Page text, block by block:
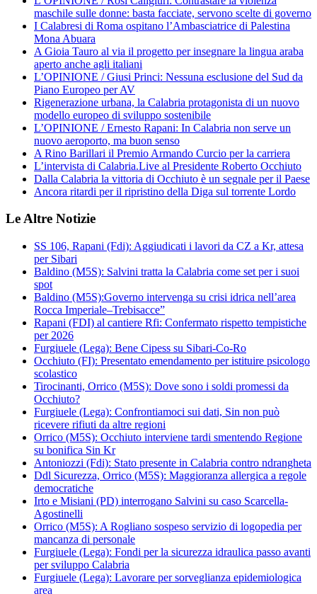
maschile sulle donne: basta facciate, servono scelte di governo
I Calabresi di Roma ospitano l’Ambasciatrice di Palestina
Mona Abuara
A Gioia Tauro al via il progetto per insegnare la lingua araba
aperto anche agli italiani
L’OPINIONE / Giusi Princi: Nessuna esclusione del Sud da
Piano Europeo per AV
Rigenerazione urbana, la Calabria protagonista di un nuovo
modello europeo di sviluppo sostenibile
L’OPINIONE / Ernesto Rapani: In Calabria non serve un
nuovo aeroporto, ma buon senso
A Rino Barillari il Premio Armando Curcio per la carriera
L’intervista di Calabria.Live al Presidente Roberto Occhiuto
Dalla Calabria la vittoria di Occhiuto è un segnale per il Paese
Ancora ritardi per il ripristino della Diga sul torrente Lordo
Le Altre Notizie
SS 106, Rapani (Fdi): Aggiudicati i lavori da CZ a Kr, attesa
per Sibari
Baldino (M5S): Salvini tratta la Calabria come set per i suoi
spot
Baldino (M5S):Governo intervenga su crisi idrica nell’area
Rocca Imperiale–Trebisacce”
Rapani (FDI) al cantiere Rfi: Confermato rispetto tempistiche
per 2026
Furgiuele (Lega): Bene Cipess su Sibari-Co-Ro
Occhiuto (FI): Presentato emendamento per istituire psicologo
scolastico
Tirocinanti, Orrico (M5S): Dove sono i soldi promessi da
Occhiuto?
Furgiuele (Lega): Confrontiamoci sui dati, Sin non può
ricevere rifiuti da altre regioni
Orrico (M5S): Occhiuto interviene tardi smentendo Regione
su bonifica Sin Kr
Antoniozzi (Fdi): Stato presente in Calabria contro ndrangheta
Ddl Sicurezza, Orrico (M5S): Maggioranza allergica a regole
democratiche
Irto e Misiani (PD) interrogano Salvini su caso Scarcella-
Agostinelli
Orrico (M5S): A Rogliano sospeso servizio di logopedia per
mancanza di personale
Furgiuele (Lega): Fondi per la sicurezza idraulica passo avanti
per sviluppo Calabria
Furgiuele (Lega): Lavorare per sorveglianza epidemiologica
area